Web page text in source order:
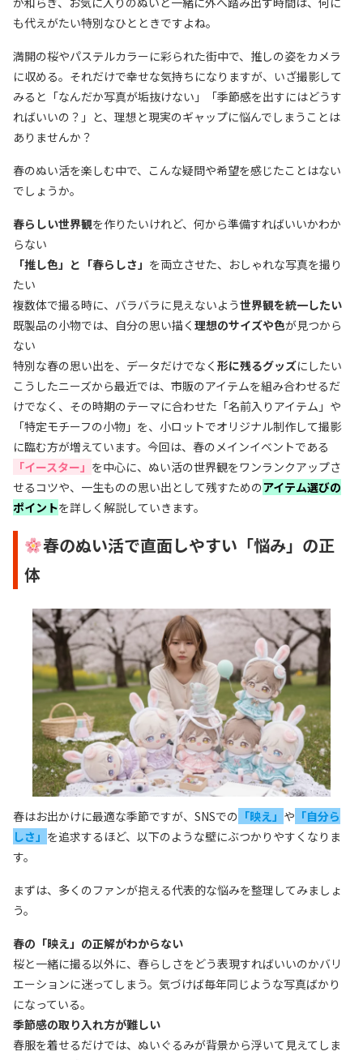
も代えがたい特別なひとときですよね。
満開の桜やパステルカラーに彩られた街中で、推しの姿をカメラ
に収める。それだけで幸せな気持ちになりますが、いざ撮影して
みると「なんだか写真が垢抜けない」「季節感を出すにはどうす
ればいいの？」と、理想と現実のギャップに悩んでしまうことは
ありませんか？
春のぬい活を楽しむ中で、こんな疑問や希望を感じたことはない
でしょうか。
春らしい世界観を作りたいけれど、何から準備すればいいかわか
らない
「推し色」と「春らしさ」 を両立させた、おしゃれな写真を撮り
たい
複数体で撮る時に、バラバラに見えないよう世界観を統一したい
既製品の小物では、自分の思い描く 理想のサイズや色が見つから
ない
特別な春の思い出を、データだけでなく 形に残るグッズにしたい
こうしたニーズから最近では、市販のアイテムを組み合わせるだ
けでなく、その時期のテーマに合わせた「名前入りアイテム」や
「特定モチーフの小物」を、小ロットでオリジナル制作して撮影
に臨む方が増えています。今回は、春のメインイベントである
「イースター」 を中心に、ぬい活の世界観をワンランクアップさ
せるコツや、一生ものの思い出として残すためのアイテム選びの
ポイントを詳しく解説していきます。
春のぬい活で直面しやすい「悩み」の正
体
春はお出かけに最適な季節ですが、SNSでの 「映え」 や 「自分ら
しさ」 を追求するほど、以下のような壁にぶつかりやすくなりま
す。
まずは、多くのファンが抱える代表的な悩みを整理してみましょ
う。
春の「映え」の正解がわからない
桜と一緒に撮る以外に、春らしさをどう表現すればいいのかバリ
エーションに迷ってしまう。気づけば毎年同じような写真ばかり
になっている。
季節感の取り入れ方が難しい
春服を着せるだけでは、ぬいぐるみが背景から浮いて見えてしま